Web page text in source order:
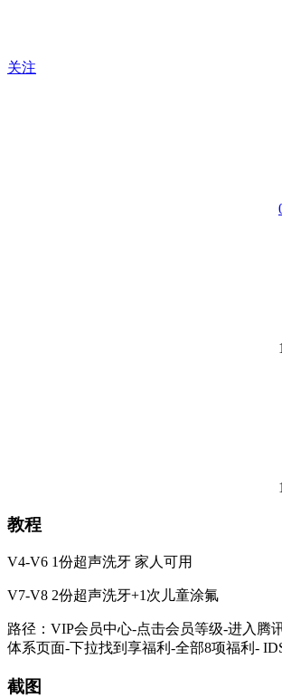
关注
教程
V4-V6 1份超声洗牙 家人可用
V7-V8 2份超声洗牙+1次儿童涂氟
路径：VIP会员中心-点击会员等级-进入腾
体系页面-下拉找到享福利-全部8项福利-
截图